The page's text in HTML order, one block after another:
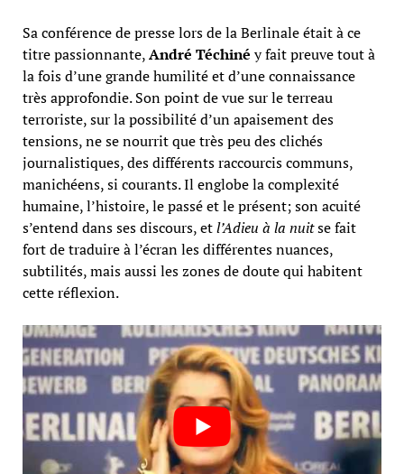
Sa conférence de presse lors de la Berlinale était à ce
titre passionnante,André Téchiné y fait preuve tout à
la fois d’une grande humilité et d’une connaissance
très approfondie. Son point de vue sur le terreau
terroriste, sur la possibilité d’un apaisement des
tensions, ne se nourrit que très peu des clichés
journalistiques, des différents raccourcis communs,
manichéens, si courants. Il englobe la complexité
humaine, l’histoire, le passé et le présent; son acuité
s’entend dans ses discours, etl’Adieu à la nuitse fait
fort de traduire à l’écran les différentes nuances,
subtilités, mais aussi les zones de doute qui habitent
cette réflexion.